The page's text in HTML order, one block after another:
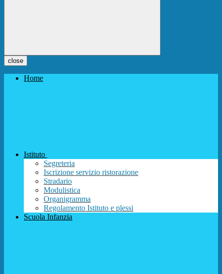
close
Home
Istituto
Segreteria
Iscrizione servizio ristorazione
Stradario
Modulistica
Organigramma
Regolamento Istituto e plessi
Scuola Infanzia